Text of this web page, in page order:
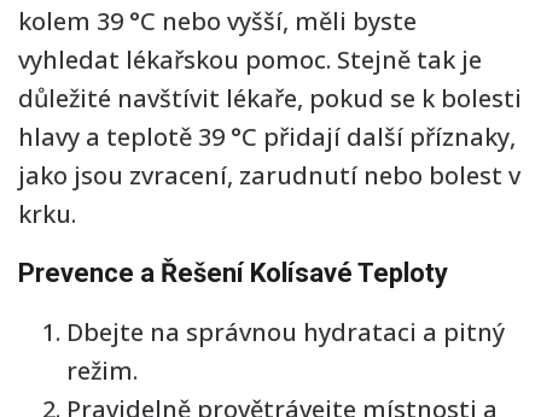
kolem 39 °C nebo vyšší, měli byste
vyhledat lékařskou pomoc. Stejně tak je
důležité navštívit lékaře, pokud se k bolesti
hlavy a teplotě 39 °C přidají další příznaky,
jako jsou zvracení, zarudnutí nebo bolest v
krku.
Prevence a Řešení Kolísavé Teploty
Dbejte na správnou hydrataci a pitný
režim.
Pravidelně provětrávejte místnosti a